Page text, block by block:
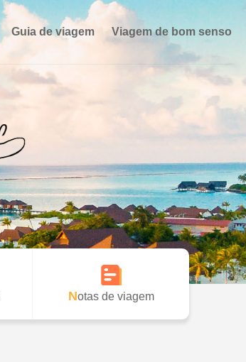
Guia de viagem Viagem de bom senso
Notas de viagem